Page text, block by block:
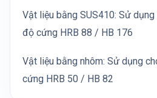
Vật liệu bằng SUS410: Sử
độ cứng HRB 88 / HB 176
Vật liệu bằng nhôm: Sử dụng
cứng HRB 50 / HB 82